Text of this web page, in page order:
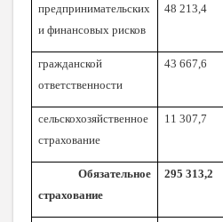
предпринимательских
и финансовых рисков
48 213,4
гражданской
ответственности
43 667,6
сельскохозяйственное
страхование
11 307,7
Обязательное
страхование
295 313,2